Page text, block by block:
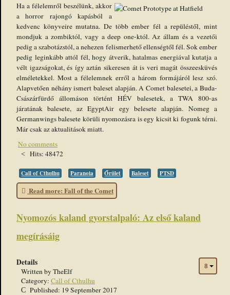
Ha a félelemről beszélünk, akkor
a horror rajongó kapásból a
kedvenc könyveire mutatna. De több ember fél a repüléstől, mint
mondjuk a zombiktól, vagy a deep one-któl. Az állam és a vezetői
pedig a szabotázstól, a nehezen felismerhető ellenségtől fél. Sok ember
pedig leginkább attól fél, hogy átverik, hatalmas energiával kutatja a
vélt igazságokat, és így aztán sikeresen át is veri magát összeesküvés
elméletekkel. Most a félelemnek erről a három formájáról lesz szó.
Alapvetően néhány ismert baleset alapján. A Comet balesetei, a Buda-
Császárfürdő állomáson történt HÉV balesetek, a TWA 800-as
járatának balesete, az EgyptAir egy belesete alapján. Nomeg a
Germanwings balesete körüli nyomozásra is egy kicsit ki fogunk térni.
Már csak az aktualitások miatt.
No comments
Hits: 48472
Call of Cthulhu Paranoia Őrület Baleset PTSD
Read more: Fall of the Comet
Nyomozós kaland gyorstalpaló: Az első kaland
megírásáig
Details
Written byTheElf
Category: Call of Cthulhu
Published: 19 September 2017